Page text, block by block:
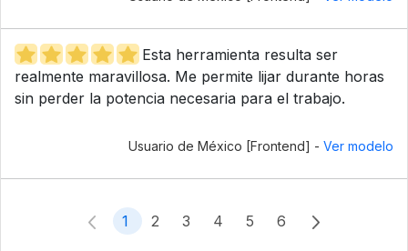
Esta herramienta resulta ser
realmente maravillosa. Me permite lijar durante horas
sin perder la potencia necesaria para el trabajo.
Usuario de México [Frontend] - Ver modelo
1 2 3 4 5 6